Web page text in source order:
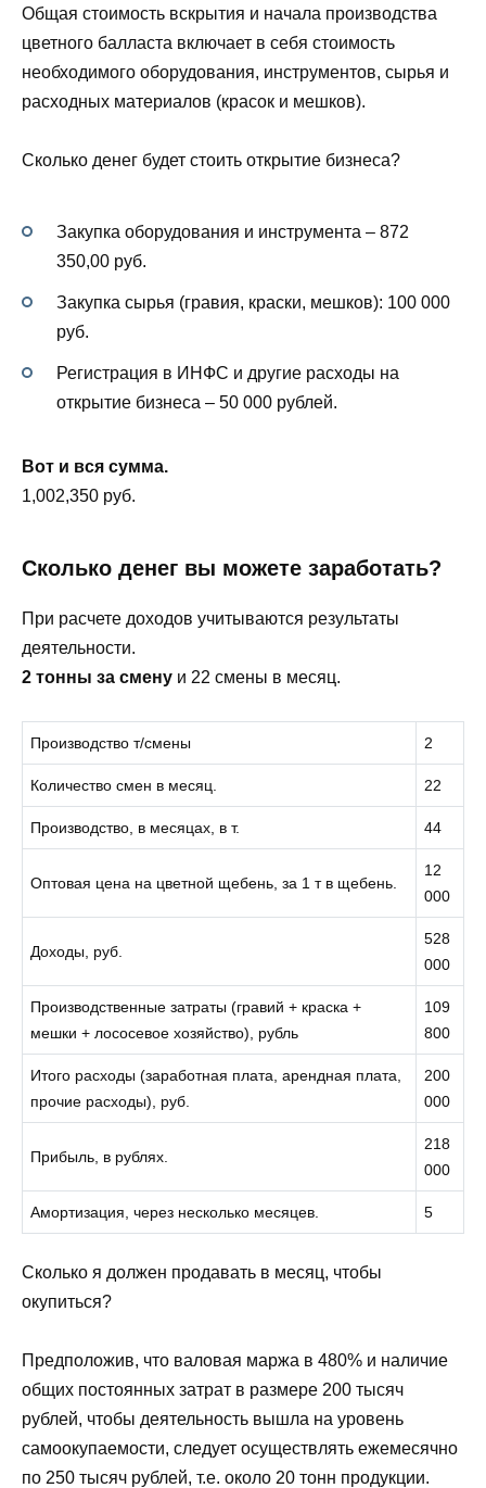
Общая стоимость вскрытия и начала производства
цветного балласта включает в себя стоимость
необходимого оборудования, инструментов, сырья и
расходных материалов (красок и мешков).
Сколько денег будет стоить открытие бизнеса?
Закупка оборудования и инструмента – 872
350,00 руб.
Закупка сырья (гравия, краски, мешков): 100 000
руб.
Регистрация в ИНФС и другие расходы на
открытие бизнеса – 50 000 рублей.
Вот и вся сумма.
1,002,350 руб.
Сколько денег вы можете заработать?
При расчете доходов учитываются результаты
деятельности.
2 тонны за смену и 22 смены в месяц.
Производство т/смены 2
Количество смен в месяц. 22
Производство, в месяцах, в т. 44
Оптовая цена на цветной щебень, за 1 т в щебень.
12
000
Доходы, руб.
528
000
Производственные затраты (гравий + краска +
мешки + лососевое хозяйство), рубль
109
800
Итого расходы (заработная плата, арендная плата,
прочие расходы), руб.
200
000
Прибыль, в рублях.
218
000
Амортизация, через несколько месяцев. 5
Сколько я должен продавать в месяц, чтобы
окупиться?
Предположив, что валовая маржа в 480% и наличие
общих постоянных затрат в размере 200 тысяч
рублей, чтобы деятельность вышла на уровень
самоокупаемости, следует осуществлять ежемесячно
по 250 тысяч рублей, т.е. около 20 тонн продукции.